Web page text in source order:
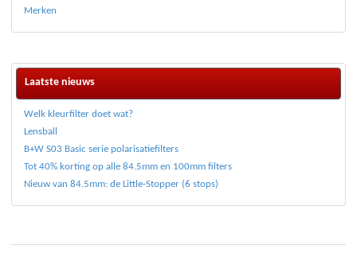
Merken
Laatste nieuws
Welk kleurfilter doet wat?
Lensball
B+W S03 Basic serie polarisatiefilters
Tot 40% korting op alle 84.5mm en 100mm filters
Nieuw van 84.5mm: de Little-Stopper (6 stops)